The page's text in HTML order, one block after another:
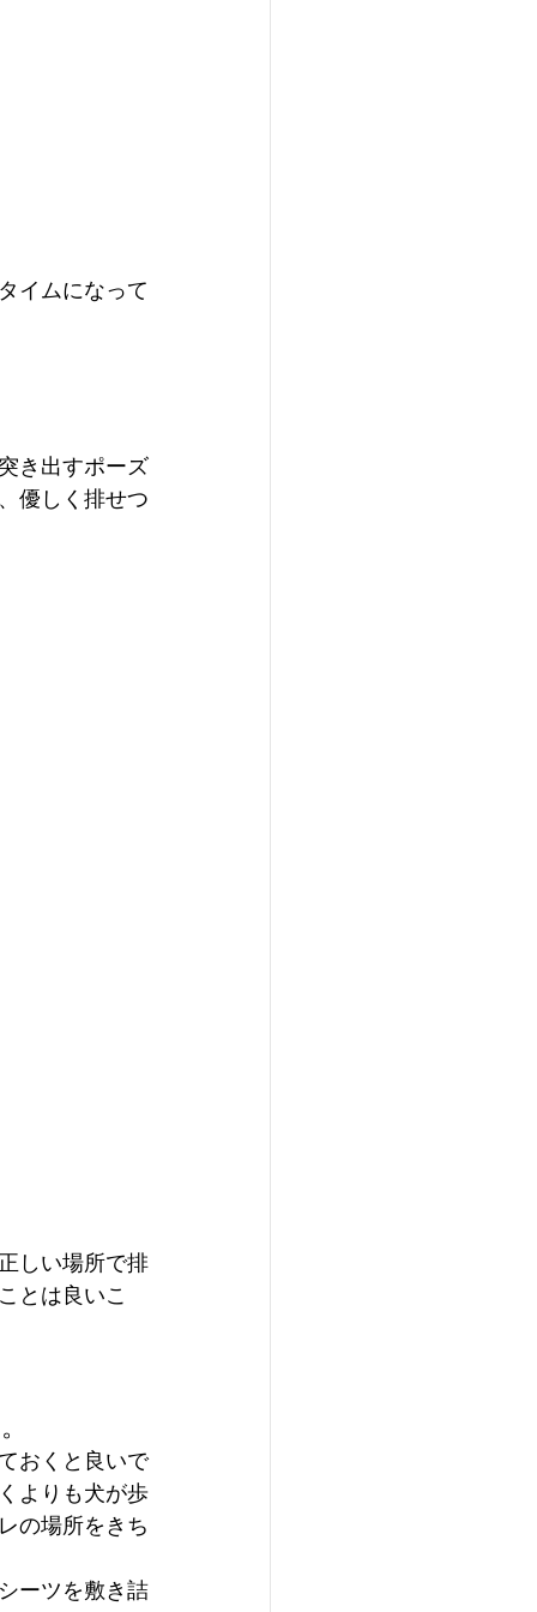
イムになって
き出すポーズ
優しく排せつ
しい場所で排
とは良いこ
おくと良いで
よりも犬が歩
の場所をきち
ーツを敷き詰